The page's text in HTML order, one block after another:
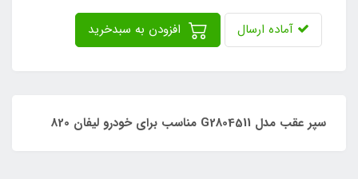
آماده ارسال
سپر عقب مدل G2804511 مناسب برای خودرو لیفان 820